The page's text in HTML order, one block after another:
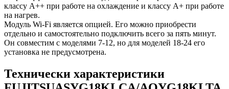
классу А++ при работе на охлаждение и классу А+ при работе
на нагрев.
Модуль Wi-Fi является опцией. Его можно приобрести
отдельно и самостоятельно подключить всего за пять минут.
Он совместим с моделями 7-12, но для моделей 18-24 его
установка не предусмотрена.
Технически характеристики